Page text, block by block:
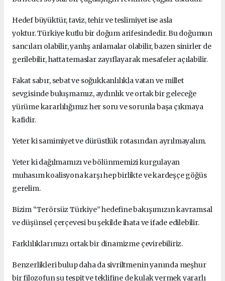
Hedef büyüktür, taviz, tehir ve teslimiyet ise asla
yoktur.Türkiye kutlu bir doğum arifesindedir.Bu doğumun
sancıları olabilir, yanlış anlamalar olabilir, bazen sinirler de
gerilebilir, hatta temaslar zayıflayarak mesafeler açılabilir.
Fakat sabır, sebat ve soğukkanlılıkla vatan ve millet
sevgisinde buluşmamız, aydınlık ve ortak bir geleceğe
yürüme kararlılığımız her soru ve sorunla başa çıkmaya
kafidir.
Yeter ki samimiyet ve dürüstlük rotasından ayrılmayalım.
Yeter ki dağılmamızı ve bölünmemizi kurgulayan
muhasım koalisyona karşı hep birlikte ve kardeşçe göğüs
gerelim.
Bizim “Terörsüz Türkiye” hedefine bakışımızın kavramsal
ve düşünsel çerçevesi bu şekilde ihata ve ifade edilebilir.
Farklılıklarımızı ortak bir dinamizme çevirebiliriz.
Benzerlikleri bulup daha da sivriltmenin yanında meşhur
bir filozofun şu tespit ve teklifine de kulak vermek yararlı